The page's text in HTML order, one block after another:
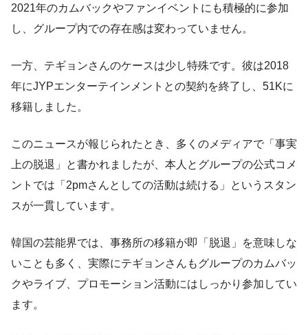
2021年のカムバックやファンイベントにも積極的に参加
し、グループ内での存在感は変わっていません。
一方、テギョンさんのケースは少し特殊です。彼は2018
年にJYPエンターテインメントとの契約を終了し、51Kに
移籍しました。
このニュースが報じられたとき、多くのメディアで「事実
上の脱退」と書かれましたが、本人とグループの公式コメ
ントでは「2pmさんとしての活動は続ける」というスタン
スが一貫しています。
韓国の芸能界では、事務所の移籍が即「脱退」を意味しな
いことも多く、実際にテギョンさんもグループのカムバッ
クやライブ、プロモーション活動にはしっかり参加してい
ます。